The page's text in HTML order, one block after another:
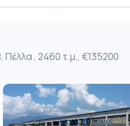
Πέλλα , 2460 τ.μ., €135200